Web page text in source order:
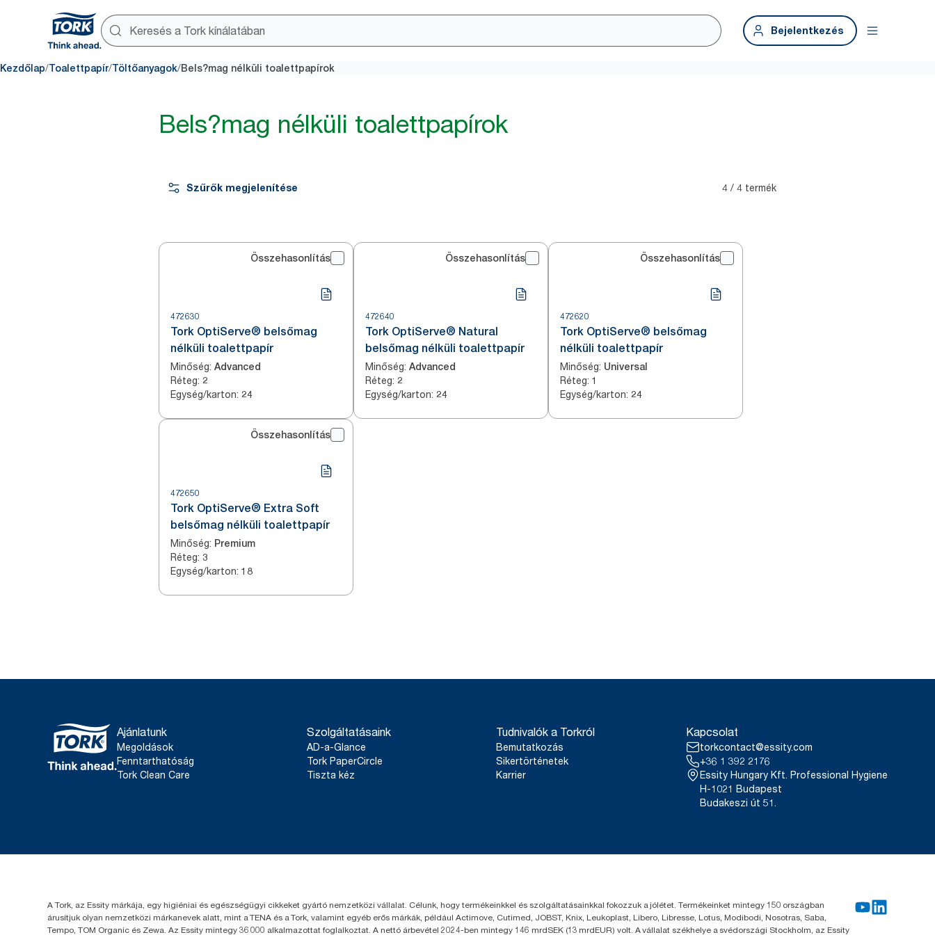
Bejelentkezés
Kezdőlap/Toalettpapír/Töltőanyagok/Bels?mag nélküli toalettpapírok
Bels?mag nélküli toalettpapírok
Szűrők megjelenítése 4 / 4 termék
Összehasonlítás
472630
Tork OptiServe® belsőmag
nélküli toalettpapír
Minőség: Advanced
Réteg: 2
Egység/karton: 24
Összehasonlítás
472640
Tork OptiServe® Natural
belsőmag nélküli toalettpapír
Minőség: Advanced
Réteg: 2
Egység/karton: 24
Összehasonlítás
472620
Tork OptiServe® belsőmag
nélküli toalettpapír
Minőség: Universal
Réteg: 1
Egység/karton: 24
Összehasonlítás
472650
Tork OptiServe® Extra Soft
belsőmag nélküli toalettpapír
Minőség: Premium
Réteg: 3
Egység/karton: 18
Ajánlatunk
Megoldások
Fenntarthatóság
Tork Clean Care
Szolgáltatásaink
AD-a-Glance
Tork PaperCircle
Tiszta kéz
Tudnivalók a Torkról
Bemutatkozás
Sikertörténetek
Karrier
Kapcsolat
torkcontact@essity.com
+36 1 392 2176
Essity Hungary Kft. Professional Hygiene
H-1021 Budapest
Budakeszi út 51.
A Tork, az Essity márkája, egy higiéniai és egészségügyi cikkeket gyártó nemzetközi vállalat. Célunk, hogy termékeinkkel és szolgáltatásainkkal fokozzuk a jólétet. Termékeinket mintegy 150 országban
árusítjuk olyan nemzetközi márkanevek alatt, mint a TENA és a Tork, valamint egyéb erős márkák, például Actimove, Cutimed, JOBST, Knix, Leukoplast, Libero, Libresse, Lotus, Modibodi, Nosotras, Saba,
Tempo, TOM Organic és Zewa. Az Essity mintegy 36 000 alkalmazottat foglalkoztat. A nettó árbevétel 2024-ben mintegy 146 mrdSEK (13 mrdEUR) volt. A vállalat székhelye a svédországi Stockholm, az Essity